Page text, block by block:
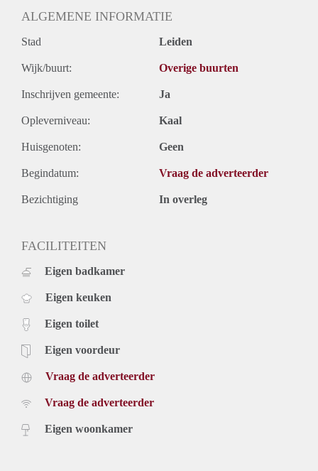
ALGEMENE INFORMATIE
Stad Leiden
Wijk/buurt: Overige buurten
Inschrijven gemeente: Ja
Opleverniveau: Kaal
Huisgenoten: Geen
Begindatum: Vraag de adverteerder
Bezichtiging In overleg
FACILITEITEN
Eigen badkamer
Eigen keuken
Eigen toilet
Eigen voordeur
Vraag de adverteerder
Vraag de adverteerder
Eigen woonkamer